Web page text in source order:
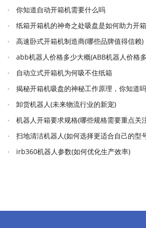
你知道自动开箱机需要什么吗
纸箱开箱机的神奇之处吸盘是如何助力开
高速卧式开箱机制造商(哪些品牌值得信赖)
abb机器人价格多少大概(ABB机器人价格
自动立式开箱机为何吸不住纸箱
揭秘开箱机吸盘的神秘工作原理，你知道吗
卸货机器人(未来物流行业的新宠)
机器人开箱要求规格(哪些规格需要重点关
扫地清洁机器人(如何选择更适合自己的型
irb360机器人参数(如何优化生产效率)